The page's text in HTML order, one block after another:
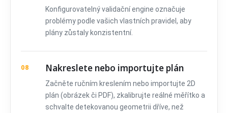
Konfigurovatelný validační engine označuje
problémy podle vašich vlastních pravidel, aby
plány zůstaly konzistentní.
08 Nakreslete nebo importujte plán
Začněte ručním kreslením nebo importujte 2D
plán (obrázek či PDF), zkalibrujte reálné měřítko a
schvalte detekovanou geometrii dříve, než